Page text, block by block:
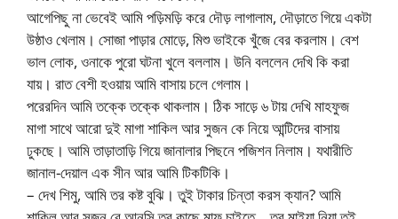
আগেপিছু না ভেবেই আমি পড়িমড়ি করে দৌড় লাগালাম, দৌড়াতে গিয়ে একটা
উষ্ঠাও খেলাম। সোজা পাড়ার মোড়ে, মিশু ভাইকে খুঁজে বের করলাম। বেশ
ভাল লোক, ওনাকে পুরো ঘটনা খুলে বললাম। উনি বললেন দেখি কি করা
যায়। রাত বেশী হওয়ায় আমি বাসায় চলে গেলাম।
পরেরদিন আমি তক্কে তক্কে থাকলাম। ঠিক সাড়ে ৬ টায় দেখি মাহফুজ
মাগা সাথে আরো দুই মাগা শাকিল আর সুজন কে নিয়ে আন্টিদের বাসায়
ঢুকছে। আমি তাড়াতাড়ি গিয়ে জানালার পিছনে পজিশন নিলাম। যথারীতি
জানাল-দেয়াল এক সীন আর আমি টিকটিকি।
– দেখ শিমু, আমি তর কষ্ট বুঝি। তুই টাকার চিন্তা করস ক্যান? আমি